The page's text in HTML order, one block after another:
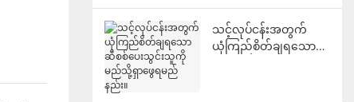
သင့်လုပ်ငန်းအတွက်
ယုံကြည်စိတ်ချရသော